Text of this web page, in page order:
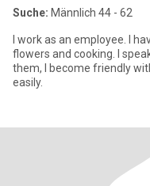
Suche: Männlich 44 - 62
I work as an employee. I
flowers and cooking. I
them, I become friendly
easily.